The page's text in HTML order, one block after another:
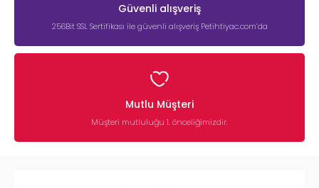
Güvenli alışveriş
256Bit SSL Sertifikası ile güvenli alışveriş Petihtiyac.com’da
Mutlu Müşteri
Müşteri mutluluğu 1. önceliğimizdir.